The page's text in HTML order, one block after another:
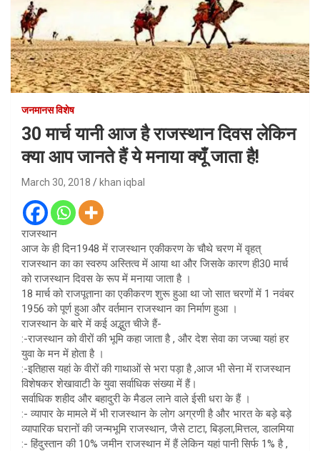
जनमानस विशेष
30 मार्च यानी आज है राजस्थान दिवस लेकिन
क्या आप जानते हैं ये मनाया क्यूँ जाता है!
March 30, 2018 khan iqbal
राजस्थान
आज के ही दिन1948 में राजस्थान एकीकरण के चौथे चरण में वृहत्
राजस्थान का का स्वरुप अस्तित्व में आया था और जिसके कारण ही30 मार्च
को राजस्थान दिवस के रूप में मनाया जाता है ।
18 मार्च को राजपूताना का एकीकरण शुरू हुआ था जो सात चरणों में 1 नवंबर
1956 को पूर्ण हुआ और वर्तमान राजस्थान का निर्माण हुआ ।
राजस्थान के बारे में कई अद्भुत चीजे हैं-
:-राजस्थान को वीरों की भूमि कहा जाता है , और देश सेवा का जज्बा यहां हर
युवा के मन में होता है ।
:-इतिहास यहां के वीरों की गाथाओं से भरा पड़ा है ,आज भी सेना में राजस्थान
विशेषकर शेखावाटी के युवा सर्वाधिक संख्या में हैं।
सर्वाधिक शहीद और बहादुरी के मैडल लाने वाले ईसी धरा के हैं ।
:- व्यापार के मामले में भी राजस्थान के लोग अग्रणी है और भारत के बड़े बड़े
व्यापारिक घरानों की जन्मभूमि राजस्थान, जैसे टाटा, बिड़ला,मित्तल, डालमिया
:- हिंदुस्तान की 10% जमीन राजस्थान में हैं लेकिन यहां पानी सिर्फ 1% है ,